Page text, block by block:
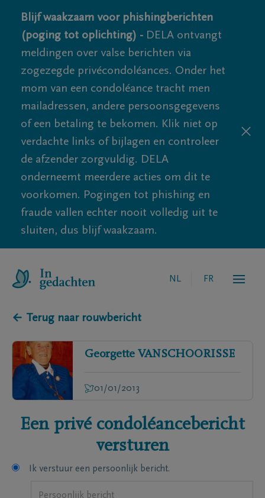
Blijf waakzaam voor phishingberichten
(poging tot oplichting) - DELA ontvangt
meldingen over valse berichten via
zogezegde privécondoléances. Onder het
mom van een condoléance tracht men
mailadressen, andere persoonsgegevens
of een betaling te bekomen. Klik niet op
verdachte links of bijlagen en controleer
de afzender zorgvuldig. DELA
onderneemt meerdere acties om dit te
voorkomen. Pogingen tot phishing en
fraude vallen echter nooit volledig uit te
sluiten, dus blijf waakzaam.
NL FR
← Terug naar rouwbericht
Georgette VANSCHOORISSE
01/01/2013
Een privé condoléancebericht
versturen
Ik verstuur een persoonlijk bericht.